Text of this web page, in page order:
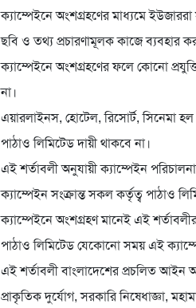
ক্যাম্পেইনে অংশগ্রহণের মাধ্যমে
ছবি ও তথ্য প্রচারণামূলক কাজে ব্যবহার
ক্যাম্পেইনে অংশগ্রহণের ফলে কোনো
না।
এয়ারলাইনস, হোটেল, রিসোর্ট, সিনেমা হল
পাঠাও লিমিটেড দায়ী থাকবে না।
এই শর্তাবলী অনুযায়ী ক্যাম্পেইন
ক্যাম্পেইন সংক্রান্ত সকল কর্তৃত্ব পাঠাও
ক্যাম্পেইনে অংশগ্রহণ মানেই এই
পাঠাও লিমিটেড যেকোনো সময় এই
এই শর্তাবলী বাংলাদেশের প্রচলিত আইন
প্রাকৃতিক দুর্যোগ, সরকারি নিষেধাজ্ঞা,